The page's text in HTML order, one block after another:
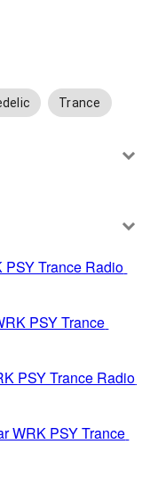
Trance
PSY Trance Radio
PSY Trance
PSY Trance Radio
WRK PSY Trance